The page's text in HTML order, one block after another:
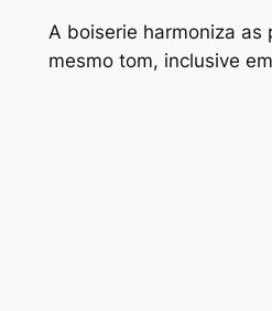
A boiserie harmoniza as
mesmo tom, inclusive